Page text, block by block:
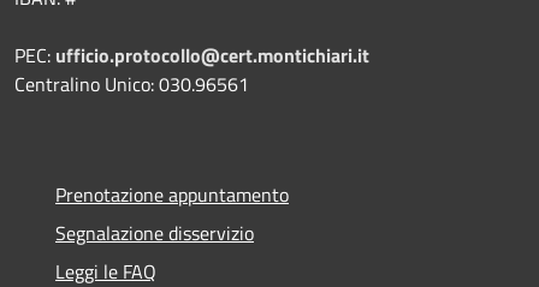
PEC: ufficio.protocollo@cert.montichiari.it
Centralino Unico: 030.96561
Prenotazione appuntamento
Segnalazione disservizio
Leggi le FAQ